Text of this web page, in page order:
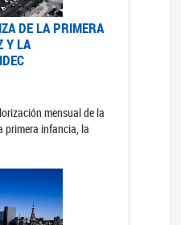
DE LA PRIMERA
Y LA
mensual de la
primera infancia, la